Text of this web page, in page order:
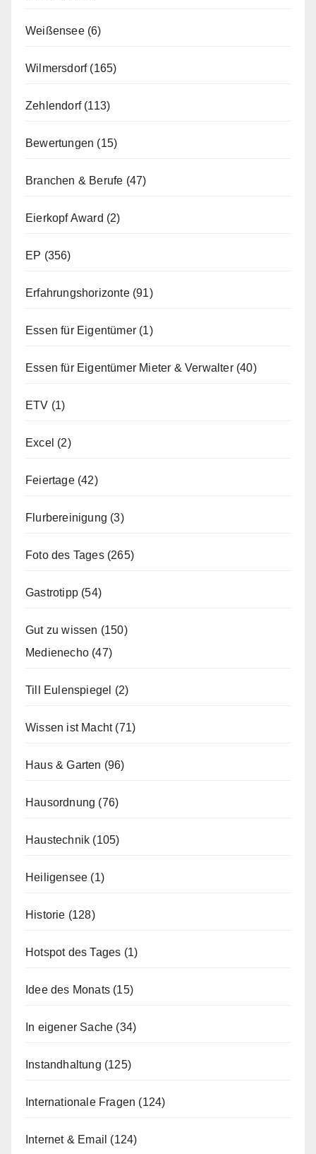
Weißensee(6)
Wilmersdorf(165)
Zehlendorf(113)
Bewertungen (15)
Branchen & Berufe (47)
Eierkopf Award (2)
EP (356)
Erfahrungshorizonte(91)
Essen für Eigentümer (1)
Essen für Eigentümer Mieter & Verwalter(40)
ETV (1)
Excel (2)
Feiertage(42)
Flurbereinigung (3)
Foto des Tages(265)
Gastrotipp (54)
Gut zu wissen (150)
Medienecho (47)
Till Eulenspiegel (2)
Wissen ist Macht(71)
Haus & Garten (96)
Hausordnung (76)
Haustechnik (105)
Heiligensee (1)
Historie (128)
Hotspot des Tages (1)
Idee des Monats (15)
In eigener Sache (34)
Instandhaltung (125)
Internationale Fragen (124)
Internet & Email (124)